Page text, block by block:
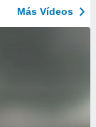
Más Vídeos